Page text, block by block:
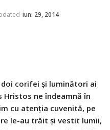
iun. 29, 2014
corifei și luminători ai
ne îndeamnă în
cu atenția cuvenită, pe
le-au trăit și vestit lumii,